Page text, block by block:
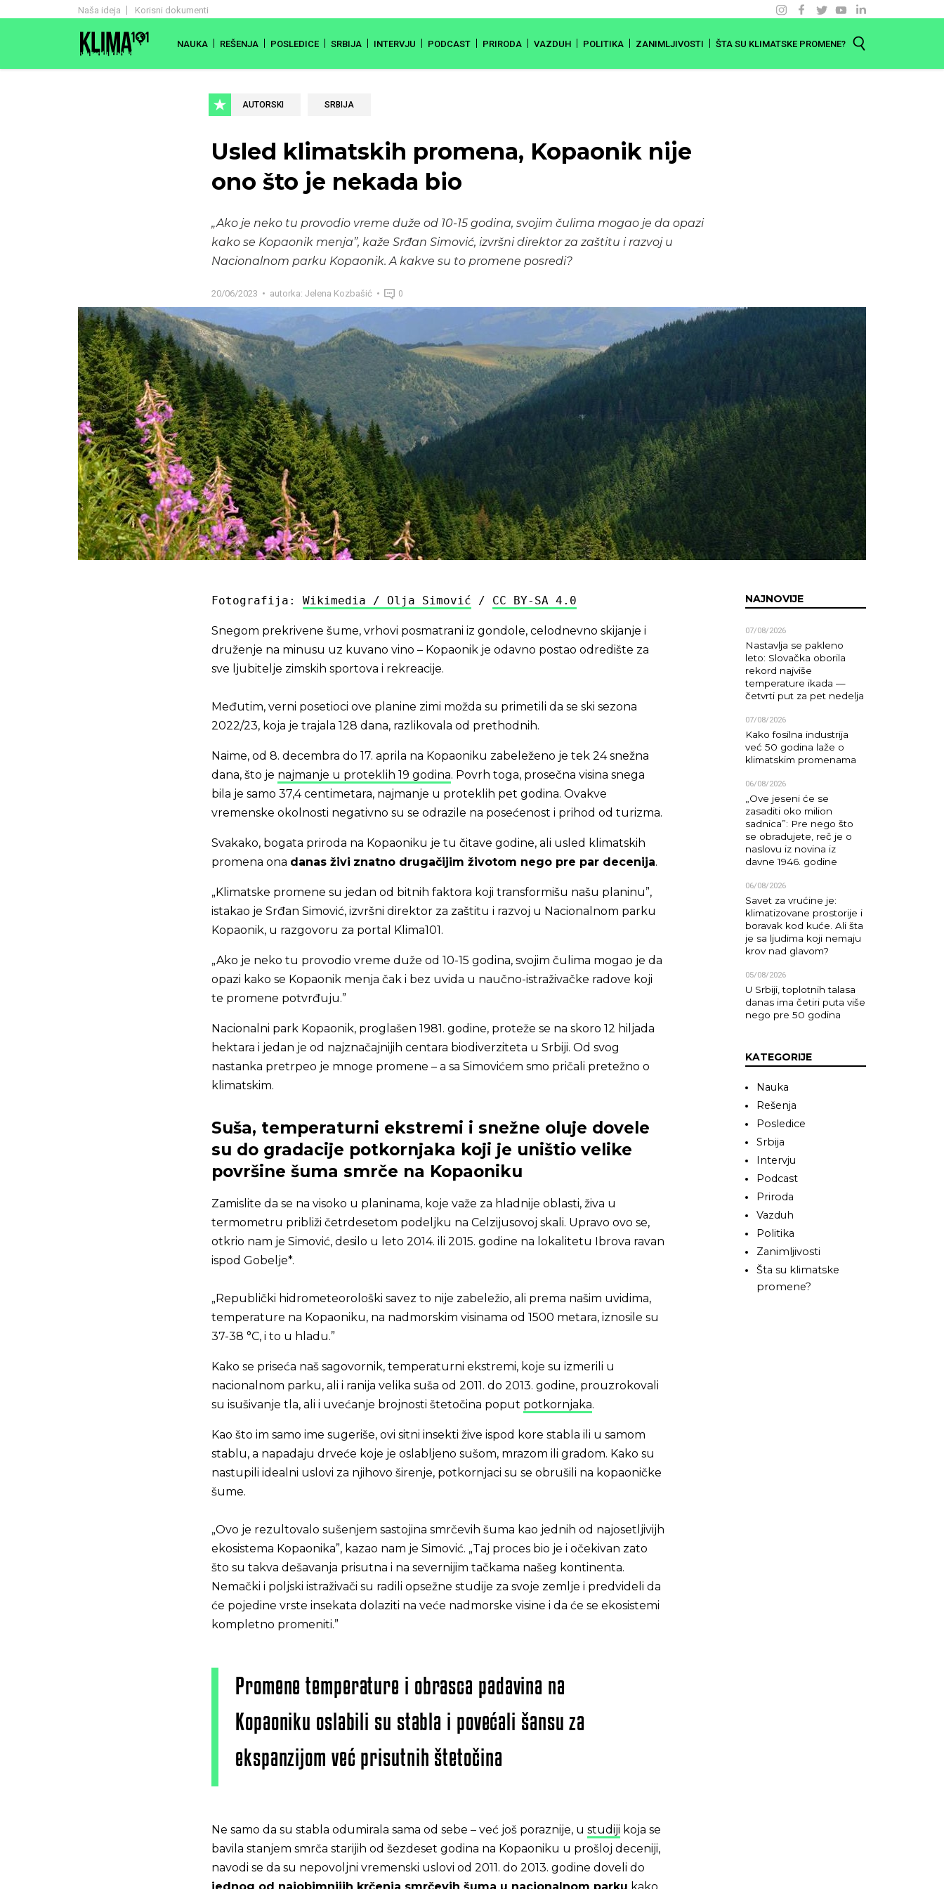
Naša ideja Korisni dokumenti
NAUKA REŠENJA POSLEDICE SRBIJA INTERVJU PODCAST PRIRODA VAZDUH POLITIKA ZANIMLJIVOSTI ŠTA SU KLIMATSKE PROMENE?
AUTORSKI SRBIJA
Usled klimatskih promena, Kopaonik nije
ono što je nekada bio
„Ako je neko tu provodio vreme duže od 10-15 godina, svojim čulima mogao je da opazi
kako se Kopaonik menja”, kaže Srđan Simović, izvršni direktor za zaštitu i razvoj u
Nacionalnom parku Kopaonik. A kakve su to promene posredi?
20/06/2023 autorka: Jelena Kozbašić 0
Fotografija: Wikimedia / Olja Simović / CC BY-SA 4.0
Snegom prekrivene šume, vrhovi posmatrani iz gondole, celodnevno skijanje i
druženje na minusu uz kuvano vino – Kopaonik je odavno postao odredište za
sve ljubitelje zimskih sportova i rekreacije.
Međutim, verni posetioci ove planine zimi možda su primetili da se ski sezona
2022/23, koja je trajala 128 dana, razlikovala od prethodnih.
Naime, od 8. decembra do 17. aprila na Kopaoniku zabeleženo je tek 24 snežna
dana, što je najmanje u proteklih 19 godina. Povrh toga, prosečna visina snega
bila je samo 37,4 centimetara, najmanje u proteklih pet godina. Ovakve
vremenske okolnosti negativno su se odrazile na posećenost i prihod od turizma.
Svakako, bogata priroda na Kopaoniku je tu čitave godine, ali usled klimatskih
promena ona danas živi znatno drugačijim životom nego pre par decenija.
„Klimatske promene su jedan od bitnih faktora koji transformišu našu planinu”,
istakao je Srđan Simović, izvršni direktor za zaštitu i razvoj u Nacionalnom parku
Kopaonik, u razgovoru za portal Klima101.
„Ako je neko tu provodio vreme duže od 10-15 godina, svojim čulima mogao je da
opazi kako se Kopaonik menja čak i bez uvida u naučno-istraživačke radove koji
te promene potvrđuju.”
Nacionalni park Kopaonik, proglašen 1981. godine, proteže se na skoro 12 hiljada
hektara i jedan je od najznačajnijih centara biodiverziteta u Srbiji. Od svog
nastanka pretrpeo je mnoge promene – a sa Simovićem smo pričali pretežno o
klimatskim.
Suša, temperaturni ekstremi i snežne oluje dovele
su do gradacije potkornjaka koji je uništio velike
površine šuma smrče na Kopaoniku
Zamislite da se na visoko u planinama, koje važe za hladnije oblasti, živa u
termometru približi četrdesetom podeljku na Celzijusovoj skali. Upravo ovo se,
otkrio nam je Simović, desilo u leto 2014. ili 2015. godine na lokalitetu Ibrova ravan
ispod Gobelje*.
„Republički hidrometeorološki savez to nije zabeležio, ali prema našim uvidima,
temperature na Kopaoniku, na nadmorskim visinama od 1500 metara, iznosile su
37-38 °C, i to u hladu.”
Kako se priseća naš sagovornik, temperaturni ekstremi, koje su izmerili u
nacionalnom parku, ali i ranija velika suša od 2011. do 2013. godine, prouzrokovali
su isušivanje tla, ali i uvećanje brojnosti štetočina poput potkornjaka.
Kao što im samo ime sugeriše, ovi sitni insekti žive ispod kore stabla ili u samom
stablu, a napadaju drveće koje je oslabljeno sušom, mrazom ili gradom. Kako su
nastupili idealni uslovi za njihovo širenje, potkornjaci su se obrušili na kopaoničke
šume.
„Ovo je rezultovalo sušenjem sastojina smrčevih šuma kao jednih od najosetljivijh
ekosistema Kopaonika”, kazao nam je Simović. „Taj proces bio je i očekivan zato
što su takva dešavanja prisutna i na severnijim tačkama našeg kontinenta.
Nemački i poljski istraživači su radili opsežne studije za svoje zemlje i predvideli da
će pojedine vrste insekata dolaziti na veće nadmorske visine i da će se ekosistemi
kompletno promeniti.”
Promene temperature i obrasca padavina na
Kopaoniku oslabili su stabla i povećali šansu za
ekspanzijom već prisutnih štetočina
Ne samo da su stabla odumirala sama od sebe – već još poraznije, u studiji koja se
bavila stanjem smrča starijih od šezdeset godina na Kopaoniku u prošloj deceniji,
navodi se da su nepovoljni vremenski uslovi od 2011. do 2013. godine doveli do
NAJNOVIJE
07/08/2026
Nastavlja se pakleno
leto: Slovačka oborila
rekord najviše
temperature ikada —
četvrti put za pet nedelja
07/08/2026
Kako fosilna industrija
već 50 godina laže o
klimatskim promenama
06/08/2026
„Ove jeseni će se
zasaditi oko milion
sadnica”: Pre nego što
se obradujete, reč je o
naslovu iz novina iz
davne 1946. godine
06/08/2026
Savet za vrućine je:
klimatizovane prostorije i
boravak kod kuće. Ali šta
je sa ljudima koji nemaju
krov nad glavom?
05/08/2026
U Srbiji, toplotnih talasa
danas ima četiri puta više
nego pre 50 godina
KATEGORIJE
Nauka
Rešenja
Posledice
Srbija
Intervju
Podcast
Priroda
Vazduh
Politika
Zanimljivosti
Šta su klimatske
promene?